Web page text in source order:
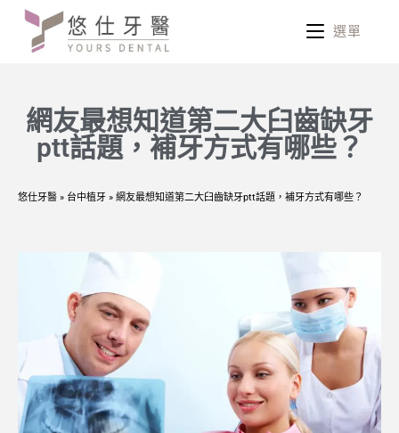
選單
網友最想知道第二大臼齒缺牙
ptt話題，補牙方式有哪些？
悠仕牙醫 » 台中植牙 » 網友最想知道第二大臼齒缺牙ptt話題，補牙方式有哪些？